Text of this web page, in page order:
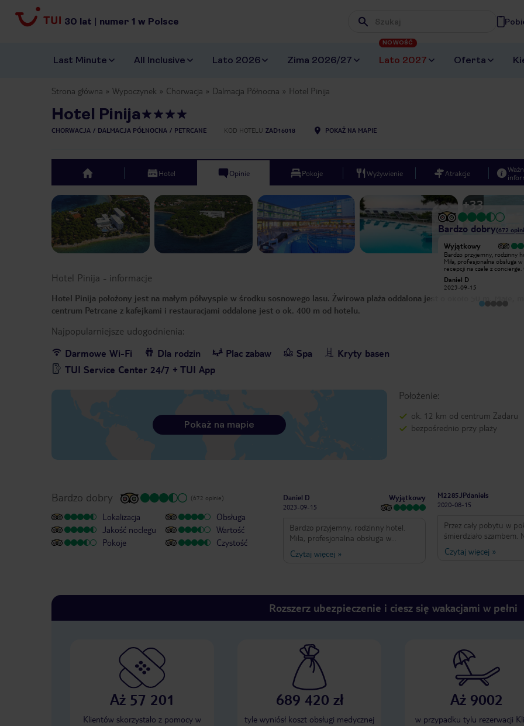
30 lat | numer 1 w Polsce Wpisz frazę, której szukasz
Last Minute All Inclusive Lato 2026 Zima 2026/27 Lato 2027
NOWOŚĆ
Oferta
Strona główna Wypoczynek Chorwacja Dalmacja Północna Hotel Pinija
Hotel Pinija
CHORWACJA DALMACJA PÓŁNOCNA PETRCANE KOD HOTELU ZAD16018 POKAŻ NA MAPIE
top Hotel Opinie Pokoje Wyżywienie Atrakcje
Previous slide +33
Bardzo dobry(672
Bardzo dobry
Hotel 4 gwiazdkowy w pełni na nie
lazurowa krystaliczna woda.Polecam !
Wyjątkowy
Bardzo przyjemny, rodzinny
Miła, profesjonalna obsługa w
recepcji na czele z concierge.
uśmiechniętymi kelnerami
na najwyższe uznanie . Bardzo
będzie twierdził że monotonne.
Daniel D
2023-09-15
Hotel Pinija - informacje
Hotel Pinija położony jest na małym półwyspie w środku sosnowego lasu. Żwirowa plaża oddalona jest o około 50 m. Małe,
centrum Petrcane z kafejkami i restauracjami oddalone jest o ok. 400 m od hotelu.
Najpopularniejsze udogodnienia:
Darmowe Wi-Fi
Dla rodzin Plac zabaw Spa
Kryty basen
TUI Service Center 24/7 + TUI App
Położenie:
ok. 12 km od centrum Zadaru
bezpośrednio przy plaży
Pokaż na mapie
Bardzo dobry (672 opinie)
Lokalizacja
Jakość noclegu
Pokoje
Obsługa
Wartość
Czystość
Daniel D
2023-09-15
Wyjątkowy
Bardzo przyjemny, rodzinny hotel.
Miła, profesjonalna obsługa w
recepcji na czele z concierge. Cała
obsługa hotelowa , na czele z
Bardzo dobre kolacje . Pokoje małe
ale z wygodnymi łóżkami. Bardzo
leżaków ( szkoda ze extra płatnymi
dla gości hotelowych) . Ogólne
wrażenia bardzo pozytywne
Czytaj więcej »
M2285JPdaniels
2020-08-15
Przez cały pobytu w
śmierdziało szambem.
śmierdziało w łazience
Ten smród pochodził z
klimatyzacja przestała
wszystkich pokojach i
Czytaj więcej »
Rozszerz ubezpieczenie i ciesz się wakacjami w pełni
Aż 57 201
Klientów skorzystało z pomocy w
689 420 zł
tyle wyniósł koszt obsługi medycznej
Aż 9002
w przypadku tylu rezerwacji